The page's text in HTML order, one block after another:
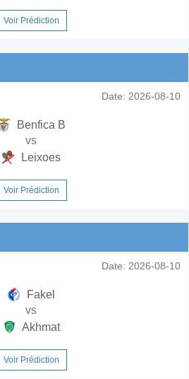
Voir Prédiction
Date: 2026-08-10
Benfica B
vs
Leixoes
Voir Prédiction
Date: 2026-08-10
Fakel
vs
Akhmat
Voir Prédiction